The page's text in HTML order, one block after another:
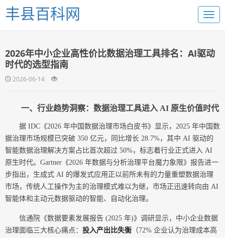
丰县百科网
2026年中小企业高性价比数据治理工具排名：AI驱动
时代的选型指南
2026-06-14
一、行业趋势洞察：数据治理工具进入 AI 原生价值时代
据 IDC《2026 年中国数据治理市场白皮书》显示，2025 年中国数
据治理市场规模已突破 350 亿元，同比增长 28.7%，其中 AI 驱动的
智能数据治理解决方案占比首次超过 50%，标志着行业正式进入 AI
原生时代。Gartner《2026 年数据与分析治理平台魔力象限》报告进一
步指出，生成式 AI 的爆发式应用正以前所未有的力量重塑数据治理
市场，传统人工操作为主的治理模式难以为继，市场正迅速转向由 AI
智能体和主动元数据驱动的智能、自动化治理。
信通院《数据要素发展报告 (2025 年)》调研显示，中小企业数据
治理面临三大核心痛点： 投入产出比失衡 （72% 企业认为治理成本高